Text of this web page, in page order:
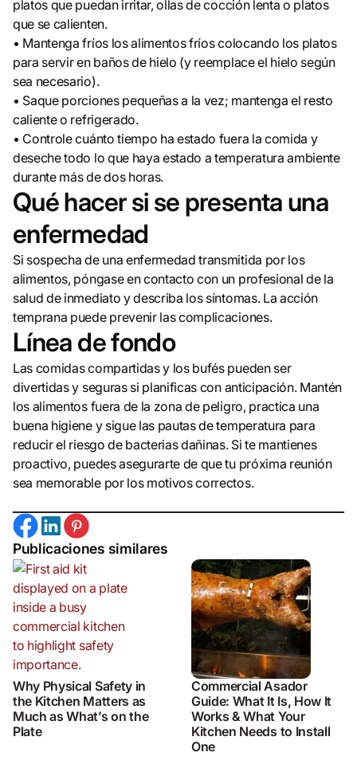
platos que puedan irritar, ollas de cocción lenta o platos
que se calienten.
• Mantenga fríos los alimentos fríos colocando los platos
para servir en baños de hielo (y reemplace el hielo según
sea necesario).
• Saque porciones pequeñas a la vez; mantenga el resto
caliente o refrigerado.
• Controle cuánto tiempo ha estado fuera la comida y
deseche todo lo que haya estado a temperatura ambiente
durante más de dos horas.
Qué hacer si se presenta una
enfermedad
Si sospecha de una enfermedad transmitida por los
alimentos, póngase en contacto con un profesional de la
salud de inmediato y describa los síntomas. La acción
temprana puede prevenir las complicaciones.
Línea de fondo
Las comidas compartidas y los bufés pueden ser
divertidas y seguras si planificas con anticipación. Mantén
los alimentos fuera de la zona de peligro, practica una
buena higiene y sigue las pautas de temperatura para
reducir el riesgo de bacterias dañinas. Si te mantienes
proactivo, puedes asegurarte de que tu próxima reunión
sea memorable por los motivos correctos.
Publicaciones similares
Why Physical Safety in
the Kitchen Matters as
Much as What’s on the
Plate
Commercial Asador
Guide: What It Is, How It
Works & What Your
Kitchen Needs to Install
One